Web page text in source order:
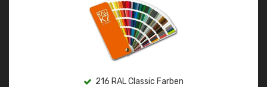
216 RAL Classic Farben